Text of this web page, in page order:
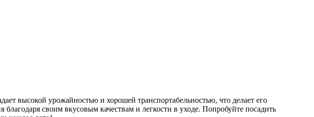
высокой урожайностью и хорошей транспортабельностью, что делает его
своим вкусовым качествам и легкости в уходе. Попробуйте посадить